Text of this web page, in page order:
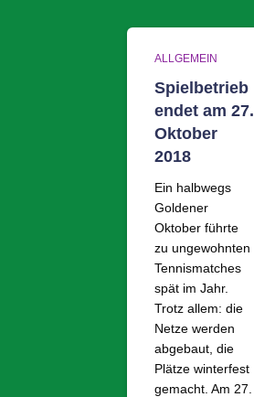
ALLGEMEIN
Spielbetrieb
endet am 27.
Oktober
2018
Ein halbwegs
Goldener
Oktober führte
zu ungewohnten
Tennismatches
spät im Jahr.
Trotz allem: die
Netze werden
abgebaut, die
Plätze winterfest
gemacht. Am 27.